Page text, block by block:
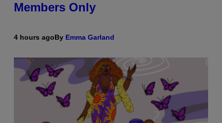
Members Only
4 hours agoBy Emma Garland